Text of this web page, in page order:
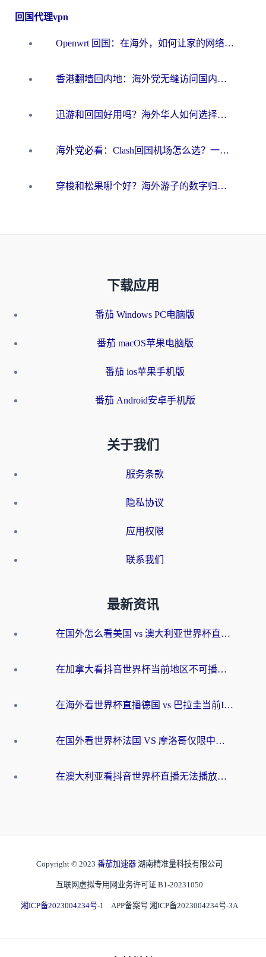
回国代理vpn
Openwrt 回国：在海外，如何让家的网络触手可及
香港翻墙回内地：海外党无缝访问国内资源的加速器选择全攻略
迅游和回国好用吗？海外华人如何选择靠谱的回国加速器
海外党必看：Clash回国机场怎么选？一篇搞定无缝访问国内资源的全攻略
穿梭和松果哪个好？海外游子的数字归乡路，到底该怎么选
下载应用
番茄 Windows PC电脑版
番茄 macOS苹果电脑版
番茄 ios苹果手机版
番茄 Android安卓手机版
关于我们
服务条款
隐私协议
应用权限
联系我们
最新资讯
在国外怎么看美国 vs 澳大利亚世界杯直播？海外党必藏的中文解说观赛指南
在加拿大看抖音世界杯当前地区不可播放？海外党体育观赛终极指南
在海外看世界杯直播德国 vs 巴拉圭当前IP受限制？这篇指南帮你轻松解决地区限制
在国外看世界杯法国 VS 摩洛哥仅限中国大陆？别让地域限制拦下你的欢呼
在澳大利亚看抖音世界杯直播无法播放？海外党体育观赛终极指南来了！
Copyright © 2023 番茄加速器 湖南精准量科技有限公司
互联网虚拟专用网业务许可证 B1-20231050
湘ICP备2023004234号-1 APP备案号 湘ICP备2023004234号-3A